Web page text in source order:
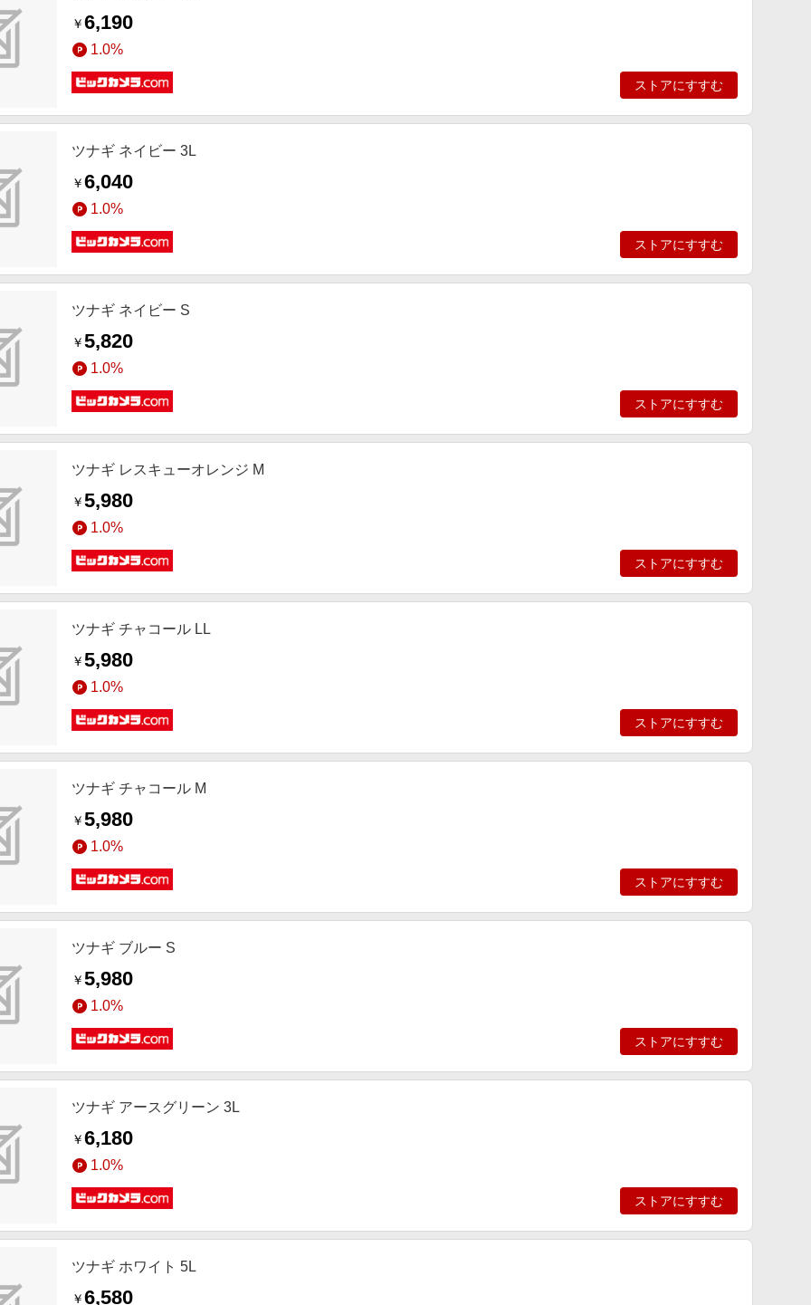
￥6,190
1.0%
ストアにすすむ
ツナギ ネイビー 3L
￥6,040
1.0%
ストアにすすむ
ツナギ ネイビー S
￥5,820
1.0%
ストアにすすむ
ツナギ レスキューオレンジ M
￥5,980
1.0%
ストアにすすむ
ツナギ チャコール LL
￥5,980
1.0%
ストアにすすむ
ツナギ チャコール M
￥5,980
1.0%
ストアにすすむ
ツナギ ブルー S
￥5,980
1.0%
ストアにすすむ
ツナギ アースグリーン 3L
￥6,180
1.0%
ストアにすすむ
ツナギ ホワイト 5L
￥6,580